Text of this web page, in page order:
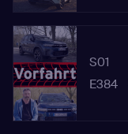
S01
E384